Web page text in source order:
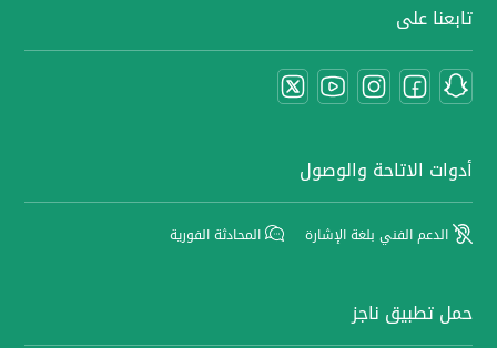
تابعنا على
أدوات الاتاحة والوصول
الدعم الفني بلغة الإشارة المحادثة الفورية
حمل تطبيق ناجز